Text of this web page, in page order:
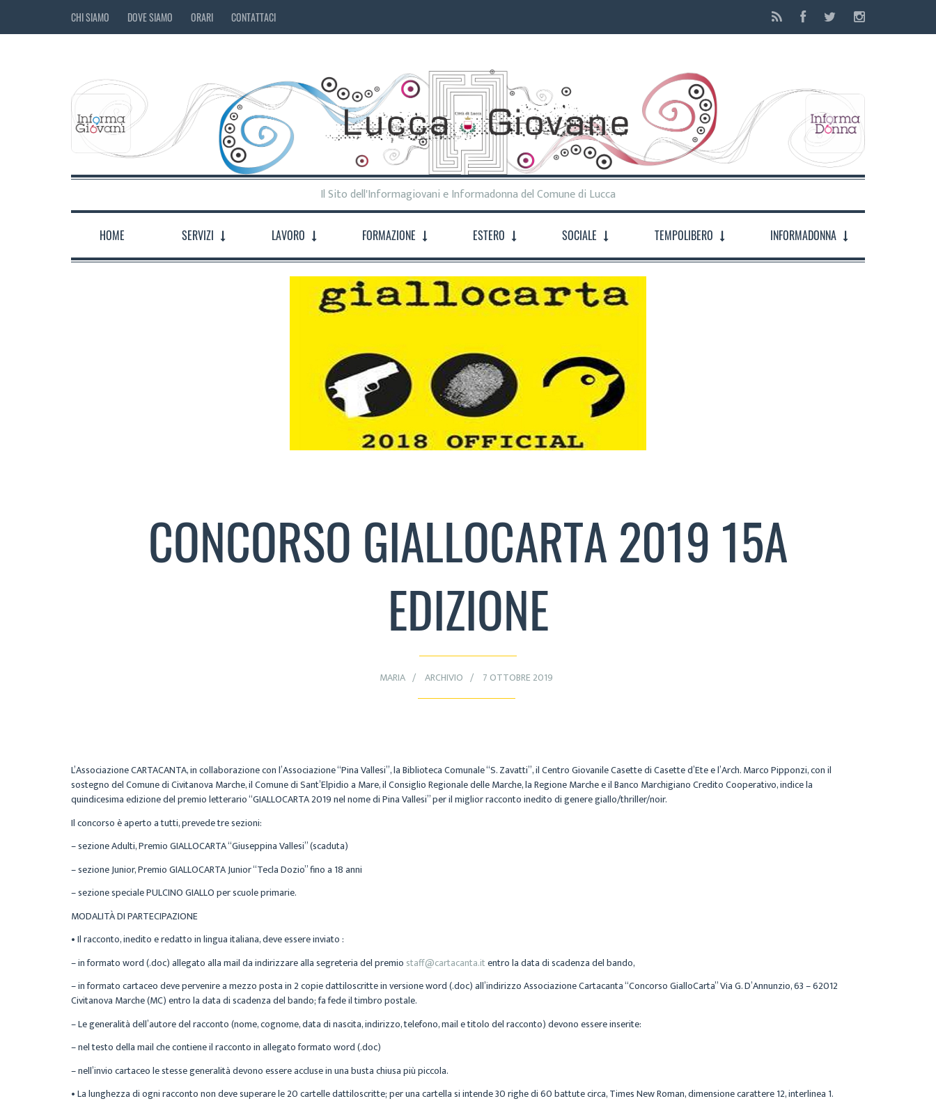
CHI SIAMO DOVE SIAMO ORARI CONTATTACI
Il Sito dell'Informagiovani e Informadonna del Comune di Lucca
HOME SERVIZI LAVORO FORMAZIONE ESTERO SOCIALE TEMPOLIBERO INFORMADONNA
CONCORSO GIALLOCARTA 2019 15A
EDIZIONE
MARIA ARCHIVIO 7 OTTOBRE 2019
L’AssociazioneCARTACANTA, in collaborazione con l’Associazione“Pina Vallesi”, laBiblioteca Comunale “S. Zavatti”,ilCentro Giovanile Casettedi Casette d’Ete el’Arch. Marco Pipponzi, con il
sostegno delComune di Civitanova Marche, ilComune di Sant’Elpidio a Mare,ilConsiglio Regionale delle Marche, laRegione Marchee ilBanco Marchigiano Credito Cooperativo, indice la
quindicesima edizione del premio letterario “GIALLOCARTA 2019 nel nome di Pina Vallesi” per il miglior racconto inedito di genere giallo/thriller/noir.
Il concorso è aperto a tutti, prevede tre sezioni:
– sezione Adulti, Premio GIALLOCARTA “Giuseppina Vallesi” (scaduta)
– sezione Junior, Premio GIALLOCARTA Junior “Tecla Dozio” fino a 18 anni
– sezione speciale PULCINO GIALLO per scuole primarie.
MODALITÀ DI PARTECIPAZIONE
•Il racconto,inedito e redatto in lingua italiana,deve essere inviato:
–in formato word (.doc) allegato alla mailda indirizzare alla segreteria del premio staff@cartacanta.itentro la data di scadenza del bando,
–in formato cartaceodeve pervenire a mezzo posta in2 copie dattiloscritte in versione word (.doc)all’indirizzoAssociazione Cartacanta “Concorso GialloCarta” Via G. D’Annunzio, 63 – 62012
Civitanova Marche (MC)entro la data di scadenza del bando; fa fede il timbro postale.
–Le generalità dell’autoredel racconto (nome, cognome, data di nascita, indirizzo, telefono, mail e titolo del racconto) devono essereinserite:
– neltesto della mailche contiene il racconto in allegato formato word (.doc)
– nell’inviocartaceole stesse generalità devono essere accluse inuna busta chiusa più piccola.
•La lunghezza di ogni racconto non deve superare le 20 cartelle dattiloscritte; per una cartella si intende 30 righe di 60 battute circa, Times New Roman, dimensione carattere 12, interlinea 1.